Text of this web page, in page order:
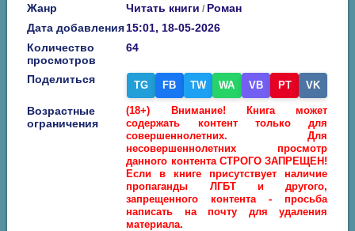
Жанр
Читать книги / Роман
Дата добавления15:01, 18-05-2026
Количество
просмотров
64
Поделиться TG FB TW WA VB PT VK
Возрастные
ограничения
(18+) Внимание! Книга может
содержать контент только для
совершеннолетних. Для
несовершеннолетних просмотр
данного контента СТРОГО ЗАПРЕЩЕН!
Если в книге присутствует наличие
пропаганды ЛГБТ и другого,
запрещенного контента - просьба
написать на почту для удаления
материала.